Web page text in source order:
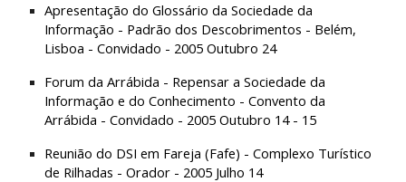
Apresentação do Glossário da Sociedade da
Informação - Padrão dos Descobrimentos - Belém,
Lisboa - Convidado - 2005 Outubro 24
Forum da Arrábida - Repensar a Sociedade da
Informação e do Conhecimento - Convento da
Arrábida - Convidado - 2005 Outubro 14 - 15
Reunião do DSI em Fareja (Fafe) - Complexo Turístico
de Rilhadas - Orador - 2005 Julho 14